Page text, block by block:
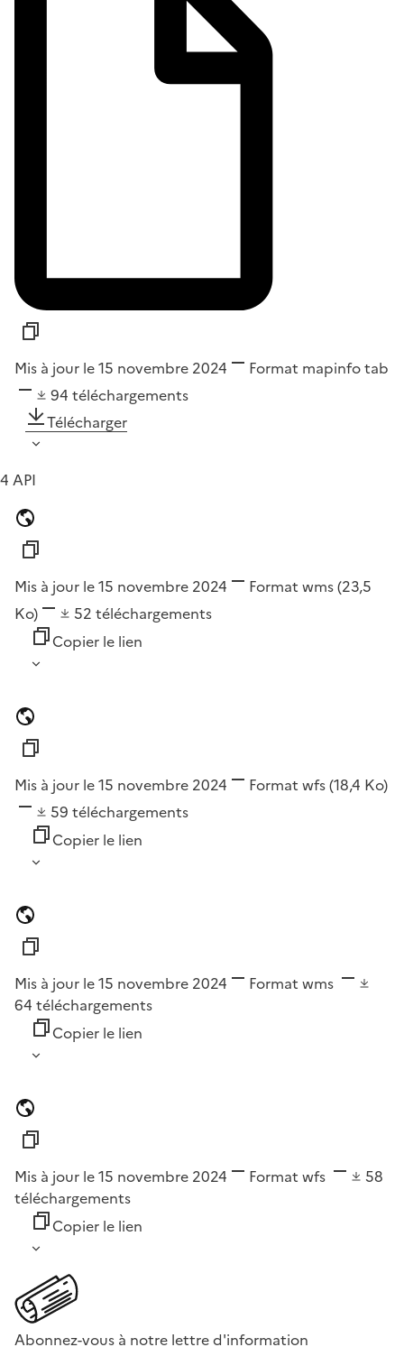
Mis à jour le 15 novembre 2024 Format mapinfo tab
94 téléchargements
Télécharger
4 API
Mis à jour le 15 novembre 2024 Format wms(23,5
Ko)
52 téléchargements
Copier le lien
Mis à jour le 15 novembre 2024 Format wfs(18,4 Ko)
59 téléchargements
Copier le lien
Mis à jour le 15 novembre 2024 Format wms
64 téléchargements
Copier le lien
Mis à jour le 15 novembre 2024 Format wfs
58
téléchargements
Copier le lien
Abonnez-vous à notre lettre d'information